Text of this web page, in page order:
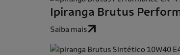
Ipiranga Brutus
Saiba mais